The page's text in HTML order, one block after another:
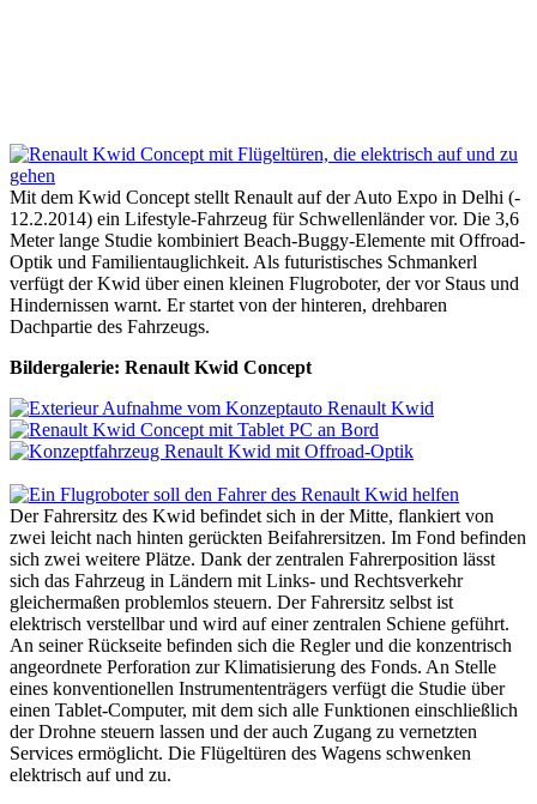
Mit dem Kwid Concept stellt Renault auf der Auto Expo in Delhi (-
12.2.2014) ein Lifestyle-Fahrzeug für Schwellenländer vor. Die 3,6
Meter lange Studie kombiniert Beach-Buggy-Elemente mit Offroad-
Optik und Familientauglichkeit. Als futuristisches Schmankerl
verfügt der Kwid über einen kleinen Flugroboter, der vor Staus und
Hindernissen warnt. Er startet von der hinteren, drehbaren
Dachpartie des Fahrzeugs.
Bildergalerie: Renault Kwid Concept
Der Fahrersitz des Kwid befindet sich in der Mitte, flankiert von
zwei leicht nach hinten gerückten Beifahrersitzen. Im Fond befinden
sich zwei weitere Plätze. Dank der zentralen Fahrerposition lässt
sich das Fahrzeug in Ländern mit Links- und Rechtsverkehr
gleichermaßen problemlos steuern. Der Fahrersitz selbst ist
elektrisch verstellbar und wird auf einer zentralen Schiene geführt.
An seiner Rückseite befinden sich die Regler und die konzentrisch
angeordnete Perforation zur Klimatisierung des Fonds. An Stelle
eines konventionellen Instrumententrägers verfügt die Studie über
einen Tablet-Computer, mit dem sich alle Funktionen einschließlich
der Drohne steuern lassen und der auch Zugang zu vernetzten
Services ermöglicht. Die Flügeltüren des Wagens schwenken
elektrisch auf und zu.